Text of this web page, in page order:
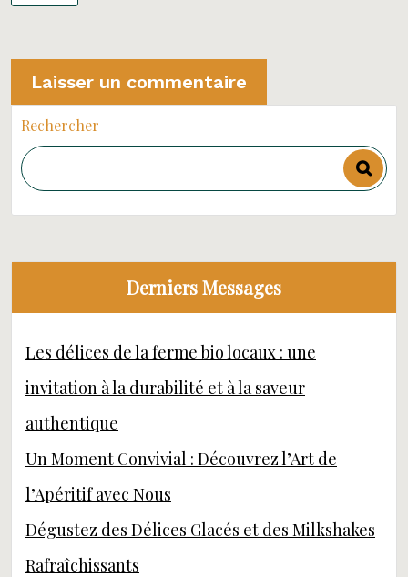
Rechercher
Derniers Messages
Les délices de la ferme bio locaux : une
invitation à la durabilité et à la saveur
authentique
Un Moment Convivial : Découvrez l’Art de
l’Apéritif avec Nous
Dégustez des Délices Glacés et des Milkshakes
Rafraîchissants